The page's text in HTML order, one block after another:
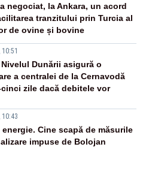
a negociat, la Ankara, un acord
tranzitului prin Turcia al
de ovine și bovine
Dunării asigură o
a centralei de la Cernavodă
zile dacă debitele vor
energie. Cine scapă de măsurile
impuse de Bolojan